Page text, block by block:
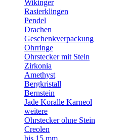
Wikinger
Rasierklingen
Pendel
Drachen
Geschenkverpackung
Ohrringe
Ohrstecker mit Stein
Zirkonia
Amethyst
Bergkristall
Bernstein
Jade Koralle Karneol
weitere
Ohrstecker ohne Stein
Creolen
bis 15 mm